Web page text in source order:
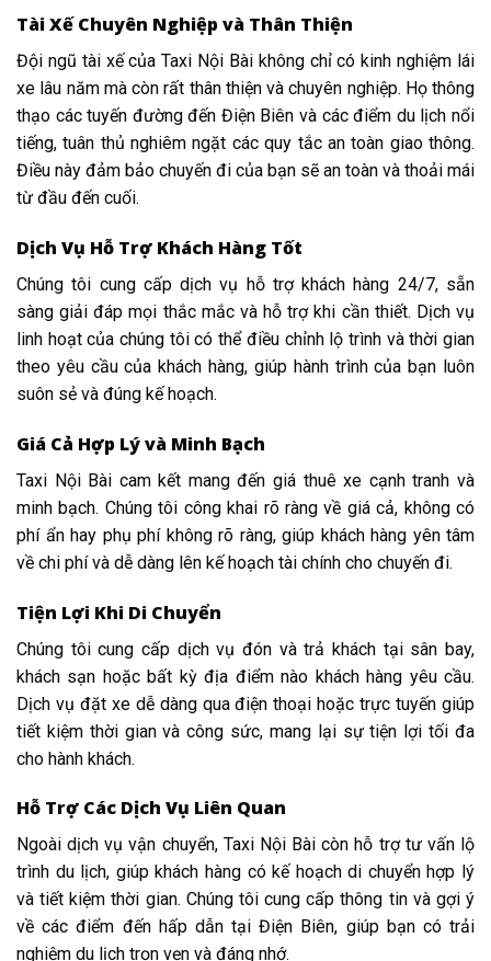
Tài Xế Chuyên Nghiệp và Thân Thiện
Đội ngũ tài xế của Taxi Nội Bài không chỉ có kinh nghiệm lái
xe lâu năm mà còn rất thân thiện và chuyên nghiệp. Họ thông
thạo các tuyến đường đến Điện Biên và các điểm du lịch nổi
tiếng, tuân thủ nghiêm ngặt các quy tắc an toàn giao thông.
Điều này đảm bảo chuyến đi của bạn sẽ an toàn và thoải mái
từ đầu đến cuối.
Dịch Vụ Hỗ Trợ Khách Hàng Tốt
Chúng tôi cung cấp dịch vụ hỗ trợ khách hàng 24/7, sẵn
sàng giải đáp mọi thắc mắc và hỗ trợ khi cần thiết. Dịch vụ
linh hoạt của chúng tôi có thể điều chỉnh lộ trình và thời gian
theo yêu cầu của khách hàng, giúp hành trình của bạn luôn
suôn sẻ và đúng kế hoạch.
Giá Cả Hợp Lý và Minh Bạch
Taxi Nội Bài cam kết mang đến giá thuê xe cạnh tranh và
minh bạch. Chúng tôi công khai rõ ràng về giá cả, không có
phí ẩn hay phụ phí không rõ ràng, giúp khách hàng yên tâm
về chi phí và dễ dàng lên kế hoạch tài chính cho chuyến đi.
Tiện Lợi Khi Di Chuyển
Chúng tôi cung cấp dịch vụ đón và trả khách tại sân bay,
khách sạn hoặc bất kỳ địa điểm nào khách hàng yêu cầu.
Dịch vụ đặt xe dễ dàng qua điện thoại hoặc trực tuyến giúp
tiết kiệm thời gian và công sức, mang lại sự tiện lợi tối đa
cho hành khách.
Hỗ Trợ Các Dịch Vụ Liên Quan
Ngoài dịch vụ vận chuyển, Taxi Nội Bài còn hỗ trợ tư vấn lộ
trình du lịch, giúp khách hàng có kế hoạch di chuyển hợp lý
và tiết kiệm thời gian. Chúng tôi cung cấp thông tin và gợi ý
về các điểm đến hấp dẫn tại Điện Biên, giúp bạn có trải
nghiệm du lịch trọn vẹn và đáng nhớ.